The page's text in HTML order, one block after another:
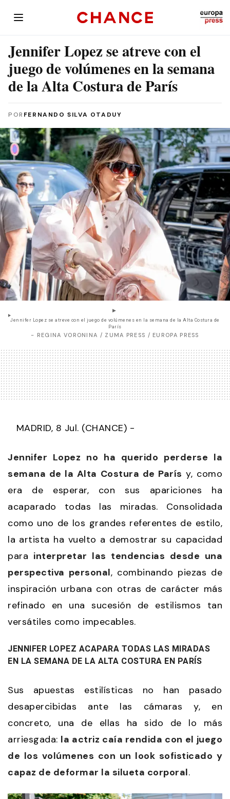
Jennifer Lopez se atreve con el
juego de volúmenes en la semana
de la Alta Costura de París
POR FERNANDO SILVA OTADUY
Jennifer Lopez se atreve con el juego de volúmenes en la semana de la Alta Costura de
París
- REGINA VORONINA / ZUMA PRESS / EUROPA PRESS
MADRID, 8 Jul. (CHANCE) -
Jennifer Lopez no ha querido perderse la
semana de la Alta Costura de París y, como
era de esperar, con sus apariciones ha
acaparado todas las miradas. Consolidada
como uno de los grandes referentes de estilo,
la artista ha vuelto a demostrar su capacidad
para interpretar las tendencias desde una
perspectiva personal, combinando piezas de
inspiración urbana con otras de carácter más
refinado en una sucesión de estilismos tan
versátiles como impecables.
JENNIFER LOPEZ ACAPARA TODAS LAS MIRADAS
EN LA SEMANA DE LA ALTA COSTURA EN PARÍS
Sus apuestas estilísticas no han pasado
desapercibidas ante las cámaras y, en
concreto, una de ellas ha sido de lo más
arriesgada: la actriz caía rendida con el juego
de los volúmenes con un look sofisticado y
capaz de deformar la silueta corporal.